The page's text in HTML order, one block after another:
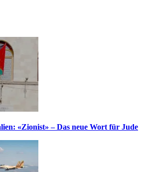
«Zionist» – Das neue Wort für Jude